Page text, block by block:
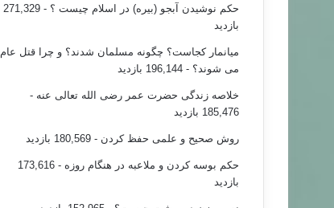
حکم نوشیدن آبجو (بیره) در اسلام چیست ؟
- 271,329
بازدید
میانمار کجاست؟ چگونه مسلمان شدند؟ و چرا قتل عام
می شوند؟ - 196,144 بازدید
خلاصه زندگی حضرت عمر رضی الله تعالی عنه -
185,476 بازدید
روش صحیح و علمی حفظ کردن - 180,569 بازدید
حکم بوسه کردن و ملاعبه در هنگام روزه
- 173,616
بازدید